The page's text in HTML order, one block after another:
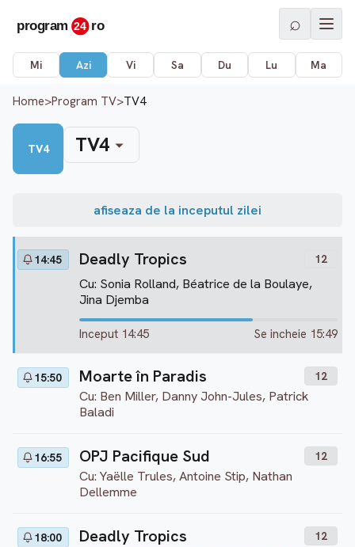
⌕
Mi Azi Vi Sa Du Lu Ma
Home>Program TV>TV4
TV4 TV4
afiseaza de la inceputul zilei
14:45 Deadly Tropics 12
Cu: Sonia Rolland, Béatrice de la Boulaye,
Jina Djemba
Inceput 14:45 Se incheie 15:49
15:50 Moarte în Paradis 12
Cu: Ben Miller, Danny John-Jules, Patrick
Baladi
16:55 OPJ Pacifique Sud 12
Cu: Yaëlle Trules, Antoine Stip, Nathan
Dellemme
18:00 Deadly Tropics 12